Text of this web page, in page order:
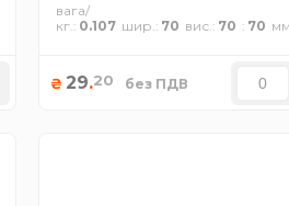
вага/
кг. 0.107 шир. 70 вис. 70 70
₴ 29.20 без ПДВ